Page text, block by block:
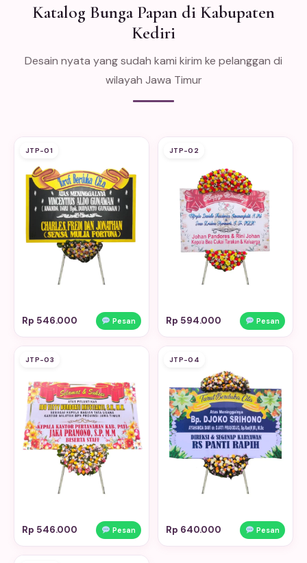
Katalog Bunga Papan di Kabupaten
Kediri
Desain nyata yang sudah kami kirim ke pelanggan di
wilayah Jawa Timur
JTP-01
Rp 546.000 Pesan
JTP-02
Rp 594.000 Pesan
JTP-03
Rp 546.000 Pesan
JTP-04
Rp 640.000 Pesan